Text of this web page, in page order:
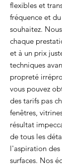
flexibles et
fréquence et
souhaitez.
chaque
et à un prix
techniques
propreté
vous pouvez
des tarifs pas
fenêtres,
résultat
de tous les
l'aspiration
surfaces. Nos